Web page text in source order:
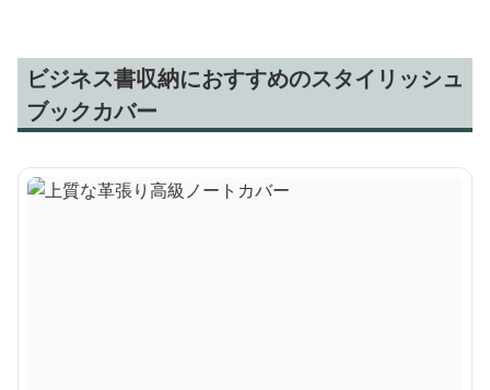
ビジネス書収納におすすめのスタイリッシュ
ブックカバー